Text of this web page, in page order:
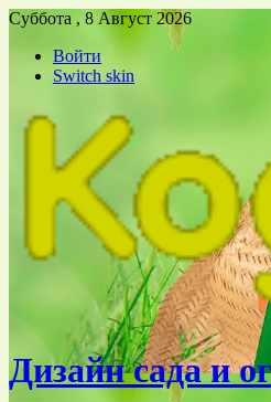
Суббота , 8 Август 2026
Войти
Switch skin
Дизайн сада и